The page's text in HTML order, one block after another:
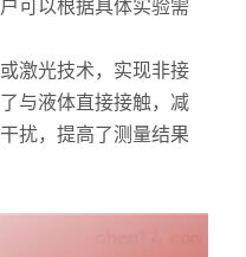
可以根据具体实验需
光技术，实现非接
与液体直接接触，减
扰，提高了测量结果